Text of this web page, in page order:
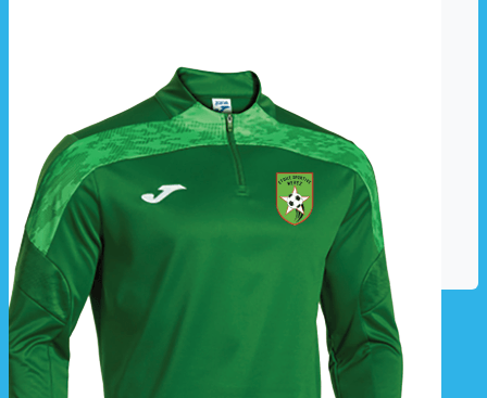
chaque moisauprès de nos fournisseurs.
À partir de ces dates, ledélai de livraison est
d'environ 3 semaines.
La livraison est effectuée directement au club
La commande est à récupérer auprès du
référent des équipements du club